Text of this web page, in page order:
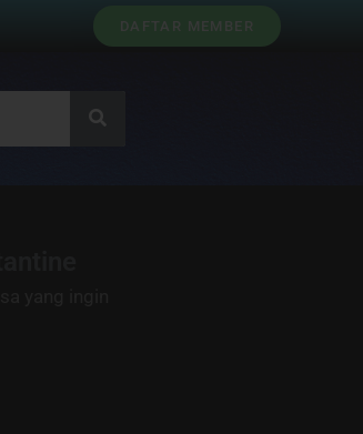
DAFTAR MEMBER